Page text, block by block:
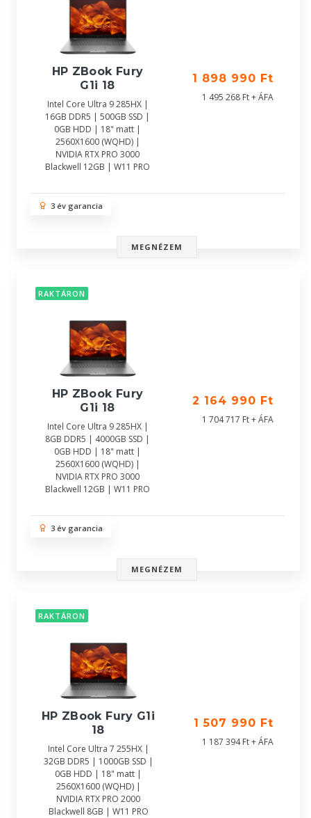
HP ZBook Fury
G1i 18
Intel Core Ultra 9 285HX |
16GB DDR5 | 500GB SSD |
0GB HDD | 18" matt |
2560X1600 (WQHD) |
NVIDIA RTX PRO 3000
Blackwell 12GB | W11 PRO
1 898 990 Ft
1 495 268 Ft + ÁFA
3 év garancia
MEGNÉZEM
RAKTÁRON
HP ZBook Fury
G1i 18
Intel Core Ultra 9 285HX |
8GB DDR5 | 4000GB SSD |
0GB HDD | 18" matt |
2560X1600 (WQHD) |
NVIDIA RTX PRO 3000
Blackwell 12GB | W11 PRO
2 164 990 Ft
1 704 717 Ft + ÁFA
3 év garancia
MEGNÉZEM
RAKTÁRON
HP ZBook Fury G1i
18
Intel Core Ultra 7 255HX |
32GB DDR5 | 1000GB SSD |
0GB HDD | 18" matt |
2560X1600 (WQHD) |
NVIDIA RTX PRO 2000
Blackwell 8GB | W11 PRO
1 507 990 Ft
1 187 394 Ft + ÁFA